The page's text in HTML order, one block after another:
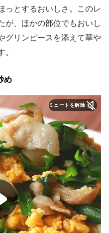
っとするおいしさ。このレ
が、ほかの部位でもおいし
グリンピースを添えて華や
め
ミュートを解除